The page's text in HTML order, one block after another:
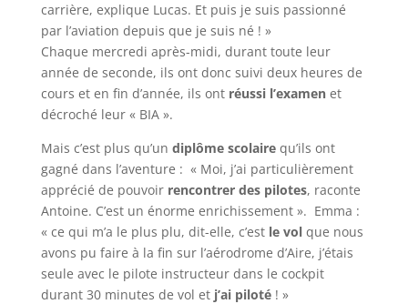
carrière, explique Lucas. Et puis je suis passionné
par l’aviation depuis que je suis né ! »
Chaque mercredi après-midi, durant toute leur
année de seconde, ils ont donc suivi deux heures de
cours et en fin d’année, ils ont réussi l’examenet
décroché leur « BIA ».
Mais c’est plus qu’un diplôme scolairequ’ils ont
gagné dans l’aventure : « Moi, j’ai particulièrement
apprécié de pouvoir rencontrer des pilotes, raconte
Antoine. C’est un énorme enrichissement ». Emma :
« ce qui m’a le plus plu, dit-elle, c’est le volque nous
avons pu faire à la fin sur l’aérodrome d’Aire, j’étais
seule avec le pilote instructeur dans le cockpit
durant 30 minutes de vol et j’ai piloté! »